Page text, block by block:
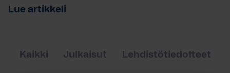
Lue artikkeli
Kaikki Julkaisut Lehdistötiedotteet